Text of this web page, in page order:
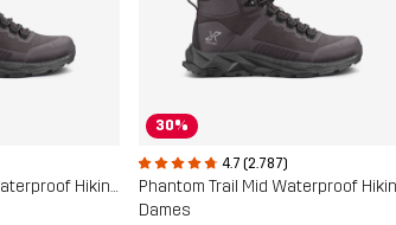
Phantom Trail Mid Waterproof Hiking Boots
30%
4.7 (2.787)
Dames